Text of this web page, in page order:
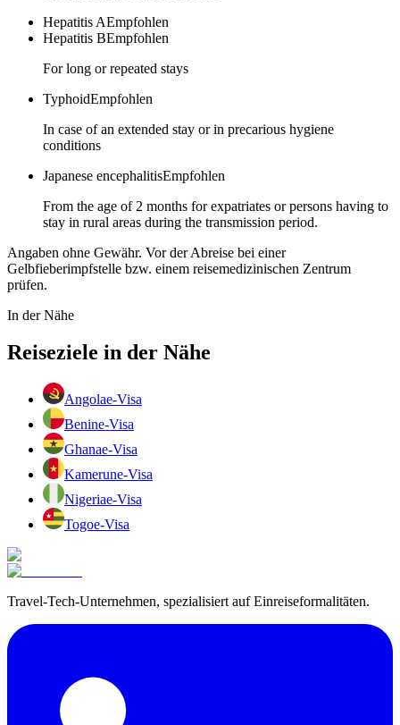
Hepatitis AEmpfohlen
Hepatitis BEmpfohlen
For long or repeated stays
TyphoidEmpfohlen
In case of an extended stay or in precarious hygiene
conditions
Japanese encephalitisEmpfohlen
From the age of 2 months for expatriates or persons having to
stay in rural areas during the transmission period.
Angaben ohne Gewähr. Vor der Abreise bei einer
Gelbfieberimpfstelle bzw. einem reisemedizinischen Zentrum
prüfen.
In der Nähe
Reiseziele in der Nähe
Angolae-Visa
Benine-Visa
Ghanae-Visa
Kamerune-Visa
Nigeriae-Visa
Togoe-Visa
Travel-Tech-Unternehmen, spezialisiert auf Einreiseformalitäten.